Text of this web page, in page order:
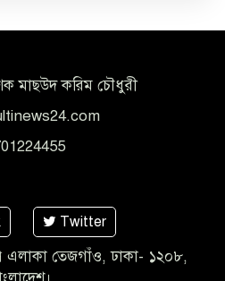
মাছউদ করিম চৌধুরী
Twitter
তেজগাঁও, ঢাকা- ১২০৮,